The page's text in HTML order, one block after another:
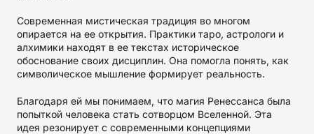
Современная мистическая традиция во многом
опирается на ее открытия. Практики таро, астрологи и
алхимики находят в ее текстах историческое
обоснование своих дисциплин. Она помогла понять, как
символическое мышление формирует реальность.
Благодаря ей мы понимаем, что магия Ренессанса была
попыткой человека стать сотворцом Вселенной. Эта
идея резонирует с современными концепциями